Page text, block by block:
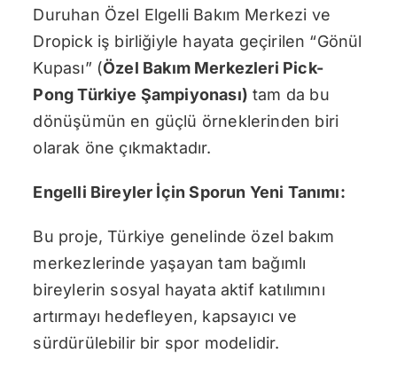
Duruhan Özel Elgelli Bakım Merkezi ve
Dropick iş birliğiyle hayata geçirilen “Gönül
Kupası” (Özel Bakım Merkezleri Pick-
Pong Türkiye Şampiyonası) tam da bu
dönüşümün en güçlü örneklerinden biri
olarak öne çıkmaktadır.
Engelli Bireyler İçin Sporun Yeni Tanımı:
Bu proje, Türkiye genelinde özel bakım
merkezlerinde yaşayan tam bağımlı
bireylerin sosyal hayata aktif katılımını
artırmayı hedefleyen, kapsayıcı ve
sürdürülebilir bir spor modelidir.